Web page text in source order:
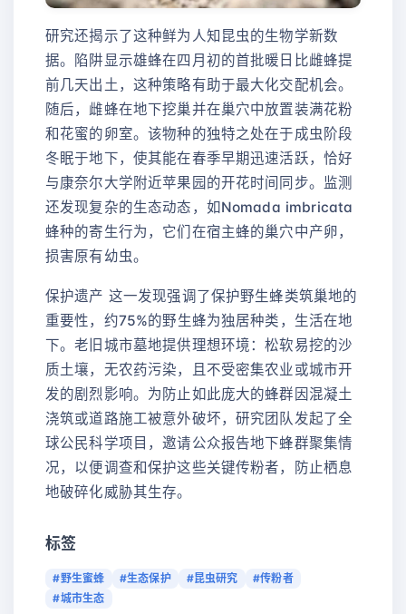
研究还揭示了这种鲜为人知昆虫的生物学新数
据。陷阱显示雄蜂在四月初的首批暖日比雌蜂提
前几天出土，这种策略有助于最大化交配机会。
随后，雌蜂在地下挖巢并在巢穴中放置装满花粉
和花蜜的卵室。该物种的独特之处在于成虫阶段
冬眠于地下，使其能在春季早期迅速活跃，恰好
与康奈尔大学附近苹果园的开花时间同步。监测
还发现复杂的生态动态，如Nomada imbricata
蜂种的寄生行为，它们在宿主蜂的巢穴中产卵，
损害原有幼虫。
保护遗产 这一发现强调了保护野生蜂类筑巢地的
重要性，约75%的野生蜂为独居种类，生活在地
下。老旧城市墓地提供理想环境：松软易挖的沙
质土壤，无农药污染，且不受密集农业或城市开
发的剧烈影响。为防止如此庞大的蜂群因混凝土
浇筑或道路施工被意外破坏，研究团队发起了全
球公民科学项目，邀请公众报告地下蜂群聚集情
况，以便调查和保护这些关键传粉者，防止栖息
地破碎化威胁其生存。
标签
#野生蜜蜂 #生态保护 #昆虫研究
#传粉者
#城市生态